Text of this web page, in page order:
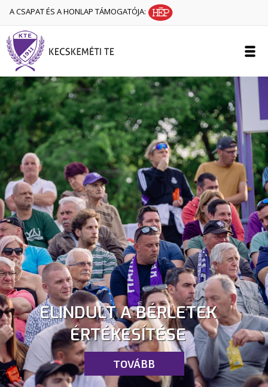
A CSAPAT ÉS A HONLAP TÁMOGATÓJA:
ELINDULT A BÉRLETEK
ÉRTÉKESÍTÉSE
TOVÁBB